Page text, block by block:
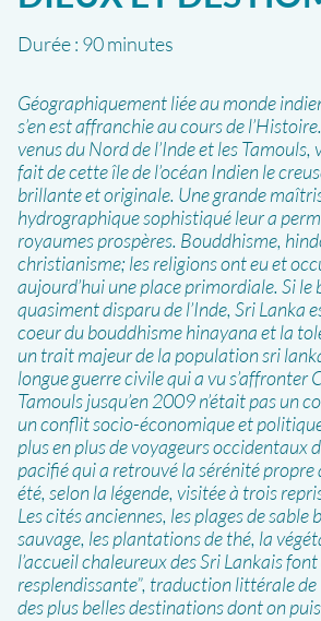
Durée : 90 minutes
Géographiquement liée au monde
s’en est affranchie au cours de
venus du Nord de l’Inde et les Tamouls,
fait de cette île de l’océan Indien le
brillante et originale. Une grande
hydrographique sophistiqué leur a
royaumes prospères. Bouddhisme,
christianisme; les religions ont eu et
aujourd’hui une place primordiale. Si le
quasiment disparu de l’Inde, Sri Lanka
coeur du bouddhisme hinayana et la
un trait majeur de la population sri
longue guerre civile qui a vu s’affronter
Tamouls jusqu’en 2009 n’était pas un
un conflit socio-économique et
plus en plus de voyageurs occidentaux
pacifié qui a retrouvé la sérénité propre
été, selon la légende, visitée à trois
Les cités anciennes, les plages de sable
sauvage, les plantations de thé, la
l’accueil chaleureux des Sri Lankais font
resplendissante”, traduction littérale de
des plus belles destinations dont on